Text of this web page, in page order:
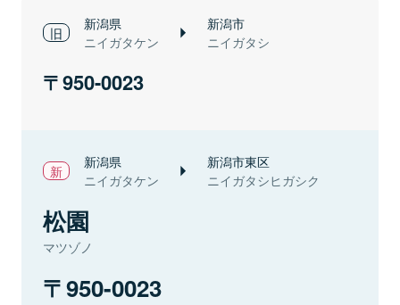
新潟県
ニイガタケン
新潟市
ニイガタシ
950-0023
新潟県
ニイガタケン
新潟市東区
ニイガタシヒガシク
松園
マツゾノ
950-0023